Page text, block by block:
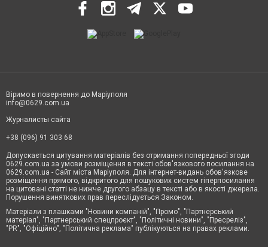
Віримо в повернення до Маріуполя
info@0629.com.ua
Журналисты сайта
+38 (096) 91 303 68
Допускається цитування матеріалів без отримання попередньої згоди
0629.com.ua за умови розміщення в тексті обов'язкового посилання на
0629.com.ua - Сайт міста Маріуполя. Для інтернет-видань обов'язкове
розміщення прямого, відкритого для пошукових систем гіперпосилання
на цитовані статті не нижче другого абзацу в тексті або в якості джерела.
Порушення виняткових прав переслідується Законом.
Матеріали з плашками "Новини компаній", "Промо", "Партнерський
матеріал", "Партнерський спецпроєкт", "Політичні новини", "Пресреліз",
"PR", "Офіційно", "Політична реклама" публікуються на правах реклами.